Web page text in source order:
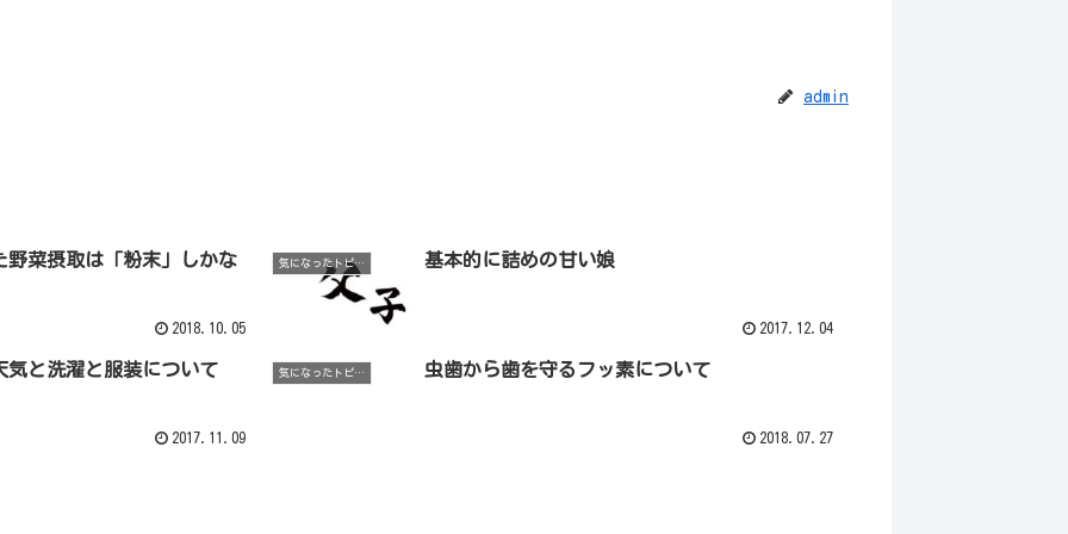
admin
野菜摂取は「粉末」しかな
2018.10.05
気になったトピックなど 基本的に詰めの甘い娘
2017.12.04
と洗濯と服装について
2017.11.09
気になったトピックなど 虫歯から歯を守るフッ素について
2018.07.27